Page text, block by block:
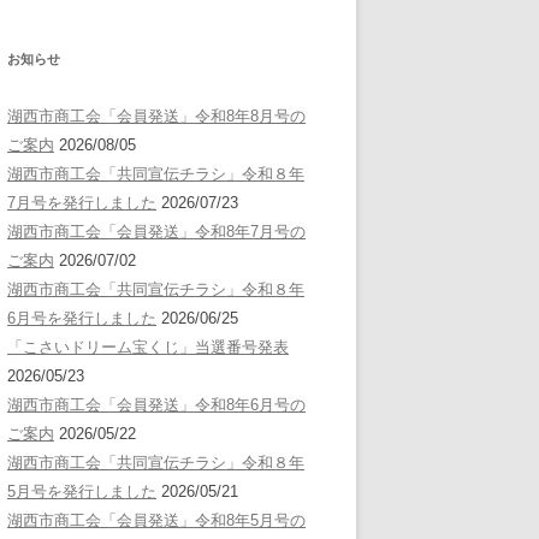
お知らせ
湖西市商工会「会員発送」令和8年8月号の
ご案内 2026/08/05
湖西市商工会「共同宣伝チラシ」令和８年
7月号を発行しました 2026/07/23
湖西市商工会「会員発送」令和8年7月号の
ご案内 2026/07/02
湖西市商工会「共同宣伝チラシ」令和８年
6月号を発行しました 2026/06/25
「こさいドリーム宝くじ」当選番号発表
2026/05/23
湖西市商工会「会員発送」令和8年6月号の
ご案内 2026/05/22
湖西市商工会「共同宣伝チラシ」令和８年
5月号を発行しました 2026/05/21
湖西市商工会「会員発送」令和8年5月号の